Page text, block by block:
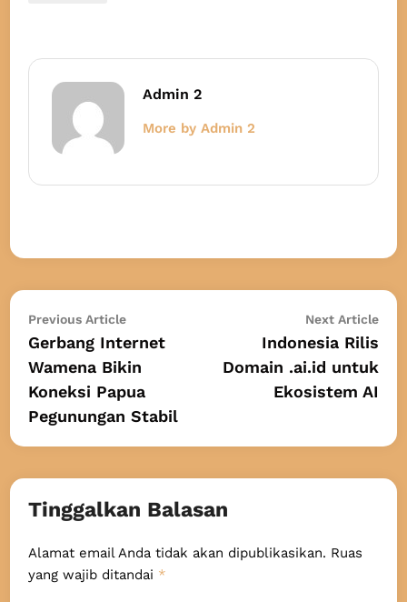
Admin 2
More by Admin 2
Navigasi
pos
Previous ArticlePrevious
article:
Gerbang Internet
Wamena Bikin
Koneksi Papua
Pegunungan Stabil
Next Article
Indonesia Rilis
Domain .ai.id untuk
Ekosistem AI
Tinggalkan Balasan
Alamat email Anda tidak akan dipublikasikan. Ruas
yang wajib ditandai *